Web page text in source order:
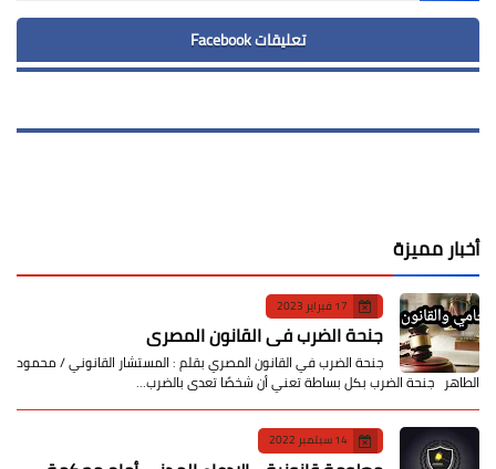
تعليقات Facebook
أخبار مميزة
17 فبراير 2023
جنحة الضرب في القانون المصري
جنحة الضرب في القانون المصري بقلم : المستشار القانوني / محمود
الطاهر جنحة الضرب بكل بساطة تعني أن شخصًا تعدى بالضرب…
14 سبتمبر 2022